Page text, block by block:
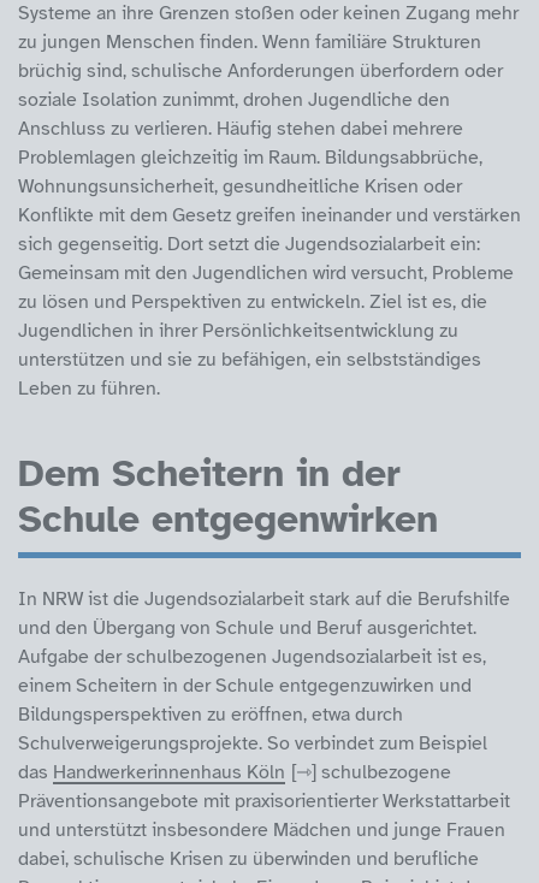
Systeme an ihre Grenzen stoßen oder keinen Zugang mehr
zu jungen Menschen finden. Wenn familiäre Strukturen
brüchig sind, schulische Anforderungen überfordern oder
soziale Isolation zunimmt, drohen Jugendliche den
Anschluss zu verlieren. Häufig stehen dabei mehrere
Problemlagen gleichzeitig im Raum. Bildungsabbrüche,
Wohnungsunsicherheit, gesundheitliche Krisen oder
Konflikte mit dem Gesetz greifen ineinander und verstärken
sich gegenseitig. Dort setzt die Jugendsozialarbeit ein:
Gemeinsam mit den Jugendlichen wird versucht, Probleme
zu lösen und Perspektiven zu entwickeln. Ziel ist es, die
Jugendlichen in ihrer Persönlichkeitsentwicklung zu
unterstützen und sie zu befähigen, ein selbstständiges
Leben zu führen.
Dem Scheitern in der
Schule entgegenwirken
In NRW ist die Jugendsozialarbeit stark auf die Berufshilfe
und den Übergang von Schule und Beruf ausgerichtet.
Aufgabe der schulbezogenen Jugendsozialarbeit ist es,
einem Scheitern in der Schule entgegenzuwirken und
Bildungsperspektiven zu eröffnen, etwa durch
Schulverweigerungsprojekte. So verbindet zum Beispiel
das Handwerkerinnenhaus Köln
schulbezogene
Präventionsangebote mit praxisorientierter Werkstattarbeit
und unterstützt insbesondere Mädchen und junge Frauen
dabei, schulische Krisen zu überwinden und berufliche